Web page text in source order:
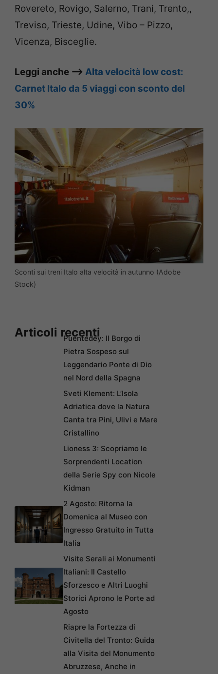
Rovereto, Rovigo, Salerno, Trani, Trento,,
Treviso, Trieste, Udine, Vibo – Pizzo,
Vicenza, Bisceglie.
Leggi anche –> Alta velocità low cost:
Carnet Italo da 5 viaggi con sconto del
30%
Sconti sui treni Italo alta velocità in autunno (Adobe
Stock)
Articoli recentiPuentedey: Il Borgo di
Pietra Sospeso sul
Leggendario Ponte di Dio
nel Nord della Spagna
Sveti Klement: L’Isola
Adriatica dove la Natura
Canta tra Pini, Ulivi e Mare
Cristallino
Lioness 3: Scopriamo le
Sorprendenti Location
della Serie Spy con Nicole
Kidman
2 Agosto: Ritorna la
Domenica al Museo con
Ingresso Gratuito in Tutta
Italia
Visite Serali ai Monumenti
Italiani: Il Castello
Sforzesco e Altri Luoghi
Storici Aprono le Porte ad
Agosto
Riapre la Fortezza di
Civitella del Tronto: Guida
alla Visita del Monumento
Abruzzese, Anche in